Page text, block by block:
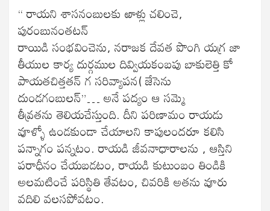
“ రాయని శాసనంబులకు ఱాళ్లు చలించె,
పురంబునంతటన్
రాయిడి సంభవించెను, నరాజక దేవత పొంగి యగ్ర జా
తీయుల కార్య దుర్గముల దివ్వియకంబపు బాకులెత్తి కో
పాయతచిత్తతన్ గ సరివ్యాపన( జేసెను
దుండగంబులన్”… అనే పద్యం ఆ సమ్మె
తీవ్రతను తెలియచేస్తుంది. దీని పరిణామం రాయడు
వూళ్ళో ఉండకుండా చేయాలని కాపులందరూ కలిసి
పన్నాగం పన్నటం. రాయడి జీవనాధారాలను , ఆస్తిని
పరాధీనం చేయబడటం, రాయడి కుటుంబం తిండికి
అలమటించే పరిస్థితి తేవటం, చివరికి అతను వూరు
వదిలి వలసపోవటం.